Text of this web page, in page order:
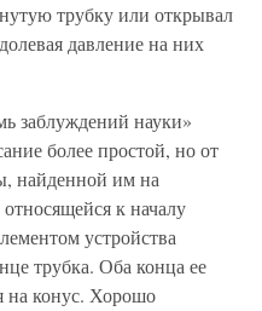
трубку или открывал
давление на них
заблуждений науки»
более простой, но от
найденной им на
к началу
устройства
трубка. Оба конца ее
на конус. Хорошо